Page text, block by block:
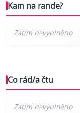
Kam na rande?
Co rád/a čtu